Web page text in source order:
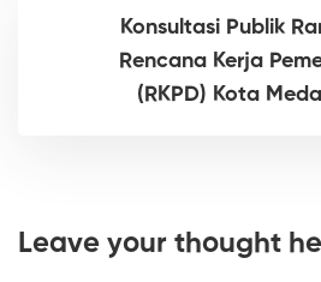
Konsultasi Publik
Rencana Kerja
(RKPD) Kota
Leave your thought